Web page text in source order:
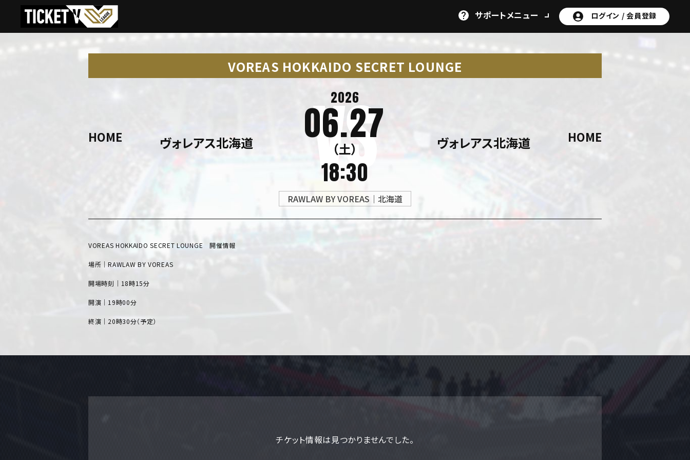
サポートメニュー ログイン /会員登録
VOREAS HOKKAIDO SECRET LOUNGE
HOME ヴォレアス北海道
2026
06.27
（土）
18:30
HOME
ヴォレアス北海道
RAWLAW BY VOREAS｜北海道
VOREAS HOKKAIDO SECRET LOUNGE 開催情報
場所｜RAWLAW BY VOREAS
開場時刻｜18時15分
開演｜19時00分
終演｜20時30分（予定）
チケット情報は見つかりませんでした。